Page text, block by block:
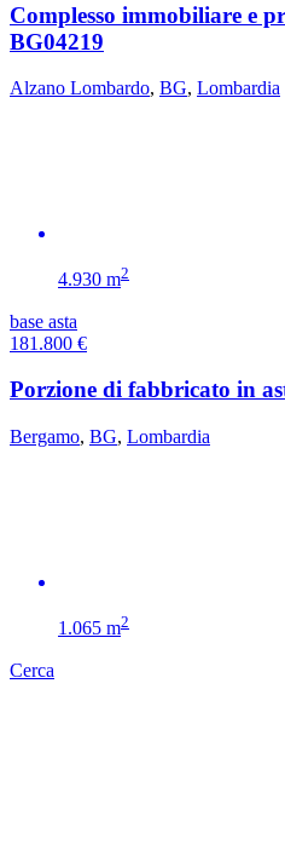
Complesso immobiliare e
BG04219
Alzano Lombardo, BG, Lombardia
4.930 m2
base asta
181.800 €
Porzione di fabbricato in
Bergamo, BG, Lombardia
1.065 m2
Cerca